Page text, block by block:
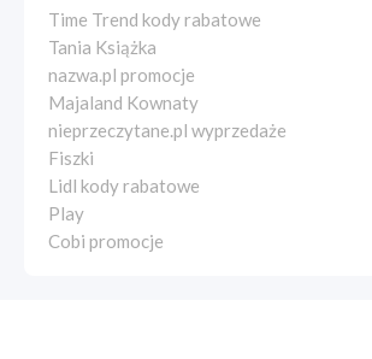
Time Trend kody rabatowe
Tania Książka
nazwa.pl promocje
Majaland Kownaty
nieprzeczytane.pl wyprzedaże
Fiszki
Lidl kody rabatowe
Play
Cobi promocje